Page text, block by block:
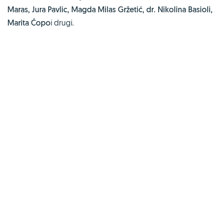
Maras, Jura Pavlic, Magda Milas Gržetić, dr. Nikolina Basioli,
Marita Ćopoi drugi.